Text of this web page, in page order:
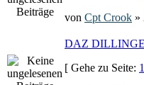
von Cpt Crook »
DAZ
[ Gehe zu Seite: 1